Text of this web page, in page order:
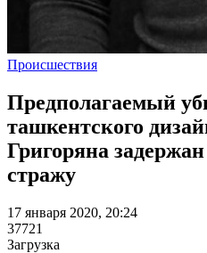
Происшествия
Предполагаемый
ташкентского
Григоряна
стражу
17 января 2020, 20:24
37721
Загрузка